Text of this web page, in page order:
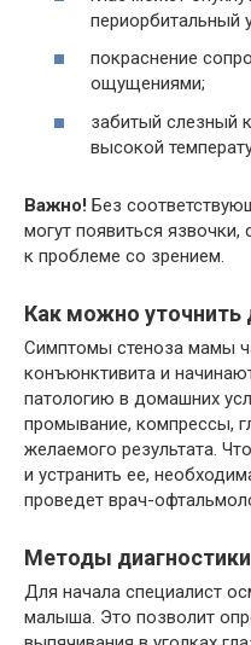
периорбитальный
покраснение
ощущениями;
забитый слезный
высокой
Важно! Без
могут появиться
к проблеме со зрением.
Как можно уточнить
Симптомы стеноза мамы
конъюнктивита и
патологию в домашних
промывание, компрессы,
желаемого результата.
и устранить ее,
проведет врач-
Методы диагностики
Для начала специалист
малыша. Это позволит